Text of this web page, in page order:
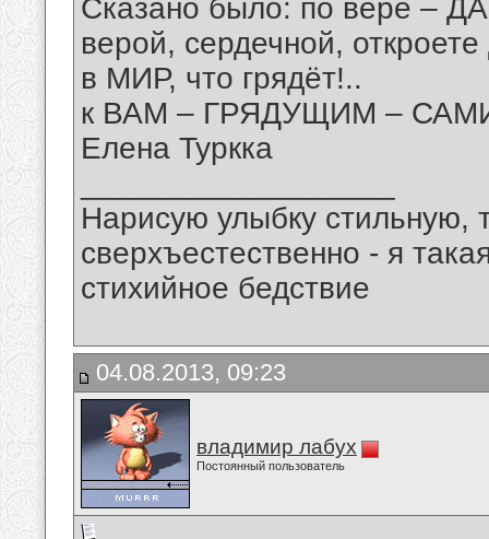
Сказано было: по вере –
верой, сердечной,
в МИР, что грядёт!..
к ВАМ – ГРЯДУЩИМ –
Елена Туркка
Нарисую улыбку стильную,
сверхъестественно - я
стихийное бедствие
04.08.2013, 09:23
владимир лабух
Постоянный пользователь